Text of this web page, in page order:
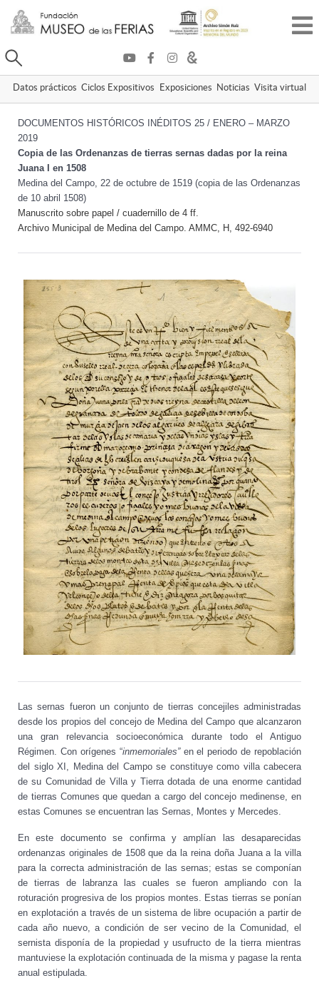
Buscar
Datos prácticos Ciclos Expositivos Exposiciones Noticias Visita virtual
DOCUMENTOS HISTÓRICOS INÉDITOS 25 / ENERO – MARZO
2019
Copia de las Ordenanzas de tierras sernas dadas por la reina
Juana I en 1508
Medina del Campo, 22 de octubre de 1519 (copia de las Ordenanzas
de 10 abril 1508)
Manuscrito sobre papel / cuadernillo de 4 ff.
Archivo Municipal de Medina del Campo. AMMC, H, 492-6940
Las sernas fueron un conjunto de tierras concejiles administradas
desde los propios del concejo de Medina del Campo que alcanzaron
una gran relevancia socioeconómica durante todo el Antiguo
Régimen. Con orígenes “inmemoriales” en el periodo de repoblación
del siglo XI, Medina del Campo se constituye como villa cabecera
de su Comunidad de Villa y Tierra dotada de una enorme cantidad
de tierras Comunes que quedan a cargo del concejo medinense, en
estas Comunes se encuentran las Sernas, Montes y Mercedes.
En este documento se confirma y amplían las desaparecidas
ordenanzas originales de 1508 que da la reina doña Juana a la villa
para la correcta administración de las sernas; estas se componían
de tierras de labranza las cuales se fueron ampliando con la
roturación progresiva de los propios montes. Estas tierras se ponían
en explotación a través de un sistema de libre ocupación a partir de
cada año nuevo, a condición de ser vecino de la Comunidad, el
sernista disponía de la propiedad y usufructo de la tierra mientras
mantuviese la explotación continuada de la misma y pagase la renta
anual estipulada.